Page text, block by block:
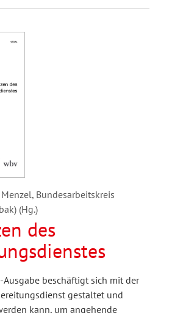
Bundesarbeitskreis
(Hg.)
des
Ausgabe beschäftigt sich mit der
gestaltet und
kann, um angehende